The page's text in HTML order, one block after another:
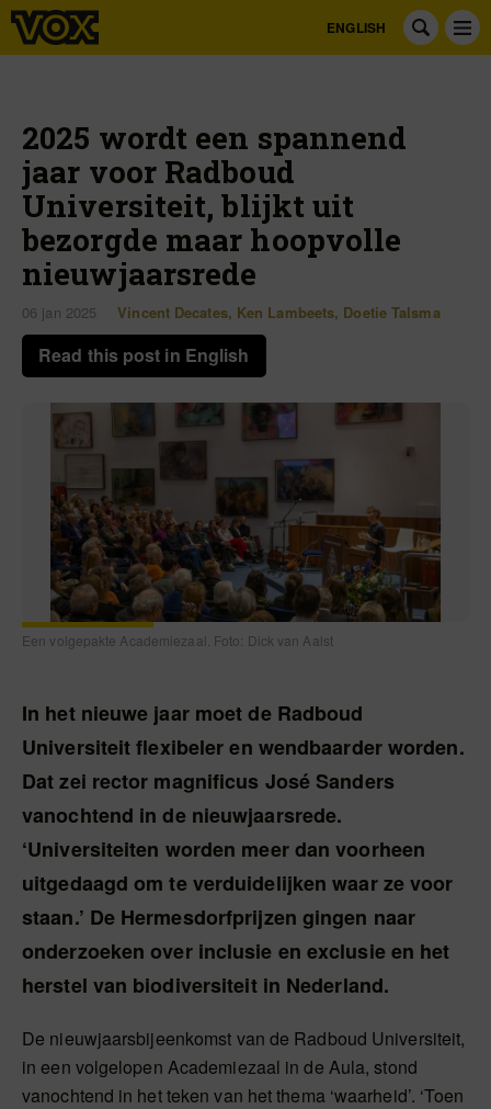
ENGLISH
2025 wordt een spannend
jaar voor Radboud
Universiteit, blijkt uit
bezorgde maar hoopvolle
nieuwjaarsrede
06 jan 2025 Vincent Decates, Ken Lambeets, Doetie Talsma
Read this post in English
Een volgepakte Academiezaal. Foto: Dick van Aalst
In het nieuwe jaar moet de Radboud
Universiteit flexibeler en wendbaarder worden.
Dat zei rector magnificus José Sanders
vanochtend in de nieuwjaarsrede.
‘Universiteiten worden meer dan voorheen
uitgedaagd om te verduidelijken waar ze voor
staan.’ De Hermesdorfprijzen gingen naar
onderzoeken over inclusie en exclusie en het
herstel van biodiversiteit in Nederland.
De nieuwjaarsbijeenkomst van de Radboud Universiteit,
in een volgelopen Academiezaal in de Aula, stond
vanochtend in het teken van het thema ‘waarheid’. ‘Toen